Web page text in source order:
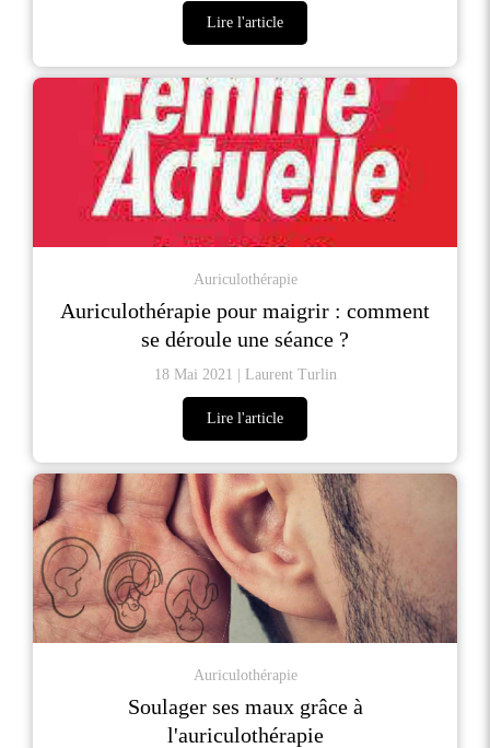
Lire l'article
Auriculothérapie
Auriculothérapie pour maigrir : comment
se déroule une séance ?
18 Mai 2021 Laurent Turlin
Lire l'article
Auriculothérapie
Soulager ses maux grâce à
l'auriculothérapie